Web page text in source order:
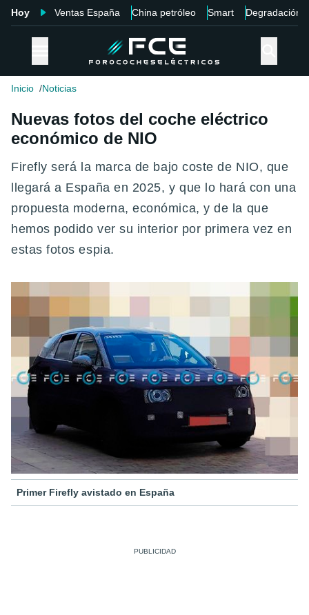
Hoy Ventas España China petróleo Smart Degradación
Inicio Noticias
Nuevas fotos del coche eléctrico
económico de NIO
Firefly será la marca de bajo coste de NIO, que
llegará a España en 2025, y que lo hará con una
propuesta moderna, económica, y de la que
hemos podido ver su interior por primera vez en
estas fotos espia.
Primer Firefly avistado en España